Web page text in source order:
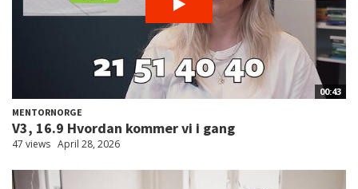
00:43
MENTORNORGE
V3, 16.9 Hvordan kommer vi i gang
47 views April 28, 2026